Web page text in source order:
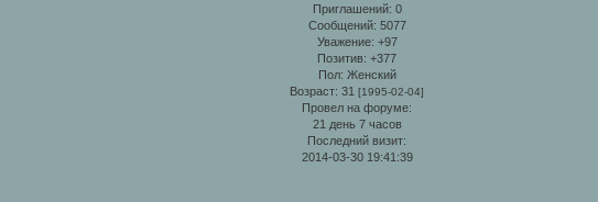
Приглашений: 0
Сообщений: 5077
Уважение: +97
Позитив: +377
Пол: Женский
Возраст: 31[1995-02-04]
Провел на форуме:
21 день 7 часов
Последний визит:
2014-03-30 19:41:39